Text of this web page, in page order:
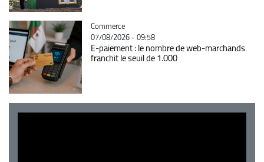
Catégorie
Commerce
07/08/2026 - 09:58
E-paiement : le nombre de web-marchands
franchit le seuil de 1.000